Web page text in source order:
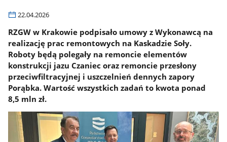
22.04.2026
RZGW w Krakowie podpisało umowy z Wykonawcą na
realizację prac remontowych na Kaskadzie Soły.
Roboty będą polegały na remoncie elementów
konstrukcji jazu Czaniec oraz remoncie przesłony
przeciwfiltracyjnej i uszczelnień dennych zapory
Porąbka. Wartość wszystkich zadań to kwota ponad
8,5 mln zł.